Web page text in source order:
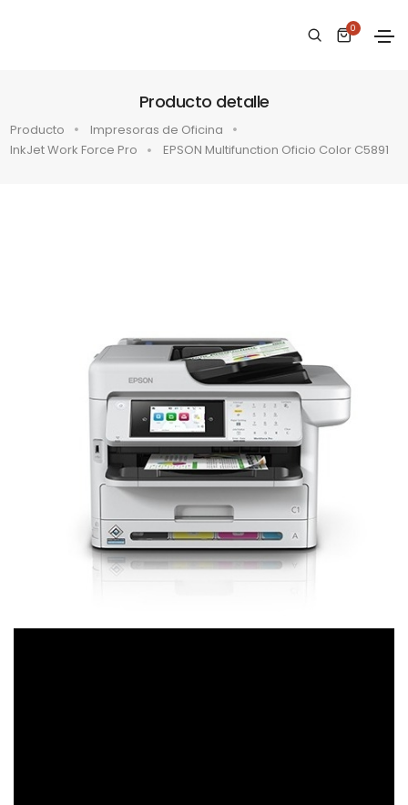
0
Producto detalle
Producto
Impresoras de Oficina
InkJet Work Force Pro
EPSON Multifunction Oficio Color C5891